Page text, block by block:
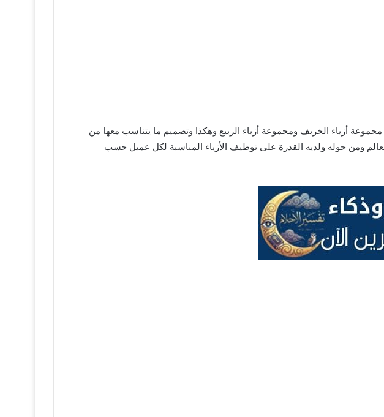
أزياء الخريف ومجموعة أزياء الربيع وهكذا وتصميم ما يتناسب معها من
ومن حوله ولديه القدرة على توظيف الأزياء المناسبة لكل عميل حسب